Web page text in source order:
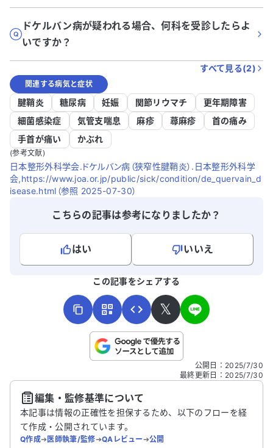
ドケルバン病が疑われる場合、何科を受診したらよ
いですか？
すべて見る(2)
関連する病気と症状
腱鞘炎 糖尿病 妊娠 関節リウマチ
更年期障害
細菌感染症
気管支喘息 麻疹 蕁麻疹
首の痛み
手首が痛い
かぶれ
(参考文献)
日本整形外科学会.ドケルバン病（狭窄性腱鞘炎）.日本整形外科学
会,https://www.joa.or.jp/public/sick/condition/de_quervain_d
isease.html（参照 2025-07-30）
こちらの記事は参考になりましたか？
はい
いいえ
こちらは送信専用のフォームです。氏名やご自身の病気の詳細な
送信する
この記事をシェアする
𝕏
公開日 ： 2025/7/30
最終更新日 ： 2025/7/30
編集・監修基準について
本記事は情報の正確性を担保するため、以下のフローを経
て作成・公開されています。
Q作成➔医師執筆/監修➔QAレビュー➔公開